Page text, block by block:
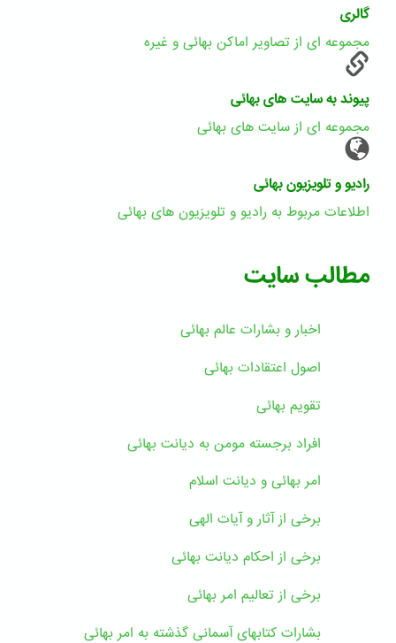
گالری
مجموعه ای از تصاویر اماکن بهائی و غیره
پیوند به سایت های بهائی
مجموعه ای از سایت های بهائی
رادیو و تلویزیون بهائی
اطلاعات مربوط به رادیو و تلویزیون های بهائی
مطالب سایت
اخبار و بشارات عالم بهائى
اصول اعتقادات بهائی
تقویم بهائی
افراد برجسته مومن به دیانت بهائی
امر بهائی و دیانت اسلام
برخی از آثار و آیات الهی
برخی از احکام دیانت بهائی
برخی از تعالیم امر بهائی
بشارات کتابهای آسمانی گذشته به امر بهائی